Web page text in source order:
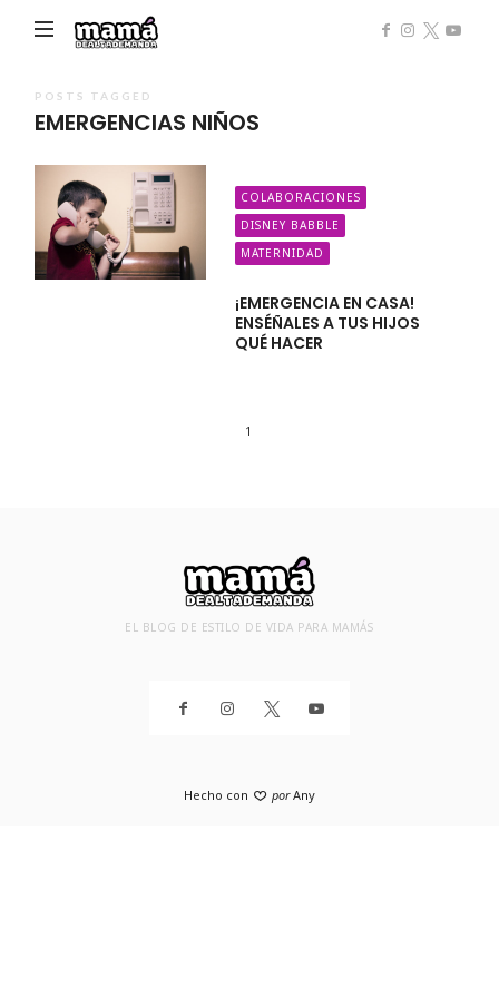
Demanda
POSTS TAGGED
EMERGENCIAS NIÑOS
COLABORACIONES
DISNEY BABBLE
MATERNIDAD
¡EMERGENCIA EN CASA!
ENSÉÑALES A TUS HIJOS
QUÉ HACER
1
EL BLOG DE ESTILO DE VIDA PARA MAMÁS
Hecho con porAny